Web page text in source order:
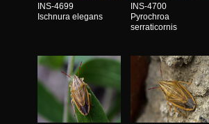
INS-4699
Ischnura elegans
INS-4700
Pyrochroa
serraticornis